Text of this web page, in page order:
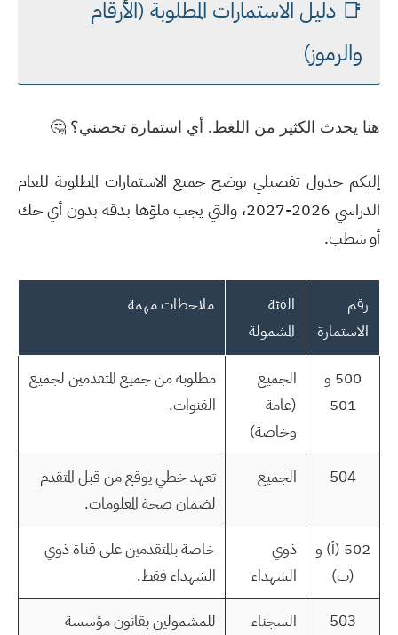
📑 دليل الاستمارات المطلوبة (الأرقام
والرموز)
هنا يحدث الكثير من اللغط. أي استمارة تخصني؟ 🤔
إليكم جدول تفصيلي يوضح جميع الاستمارات المطلوبة للعام
الدراسي 2026-2027، والتي يجب ملؤها بدقة
بدون أي حك
أو شطب.
رقم
الاستمارة
الفئة
المشمولة
ملاحظات مهمة
500 و
501
الجميع
(عامة
وخاصة)
مطلوبة من جميع المتقدمين لجميع
القنوات.
504 الجميع
تعهد خطي يوقع من قبل المتقدم
لضمان صحة المعلومات.
502 (أ) و
(ب)
ذوي
الشهداء
خاصة بالمتقدمين على قناة ذوي
الشهداء فقط.
503
السجناء
للمشمولين بقانون مؤسسة